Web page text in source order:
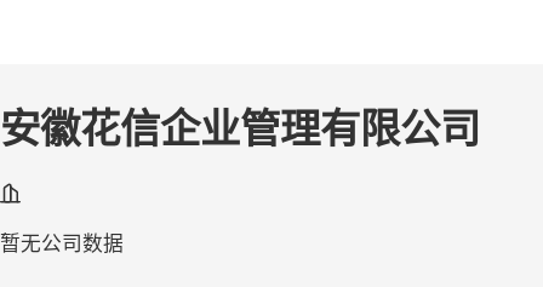
安徽花信企业管理有限公司
暂无公司数据